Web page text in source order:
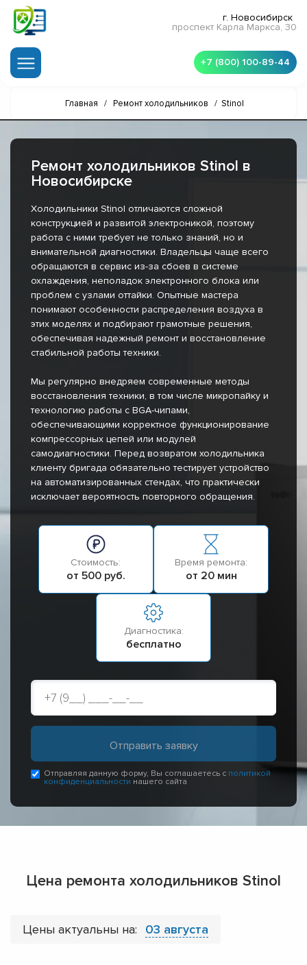
г. Новосибирск
проспект Карла Маркса, 30
+7 (800) 100-89-44
Главная / Ремонт холодильников / Stinol
Ремонт холодильников Stinol в
Новосибирске
Холодильники Stinol отличаются сложной
конструкцией и развитой электроникой, поэтому
работа с ними требует не только знаний, но и
внимательной диагностики. Владельцы чаще всего
обращаются в сервис из-за сбоев в системе
охлаждения, неполадок электронного блока или
проблем с узлами оттайки. Опытные мастера
понимают особенности распределения воздуха в
этих моделях и подбирают грамотные решения,
обеспечивая надежный ремонт и восстановление
стабильной работы техники.
Мы регулярно внедряем современные методы
восстановления техники, в том числе микропайку и
технологию работы с BGA-чипами,
обеспечивающими корректное функционирование
компрессорных цепей или модулей
самодиагностики. Перед возвратом холодильника
клиенту бригада обязательно тестирует устройство
на автоматизированных стендах, что практически
исключает вероятность повторного обращения.
Стоимость:
от 500 руб.
Время ремонта:
от 20 мин
Диагностика:
бесплатно
Отправляя данную форму, Вы соглашаетесь с политикой
конфиденциальности нашего сайта
Цена ремонта холодильников Stinol
Цены актуальны на: 03 августа